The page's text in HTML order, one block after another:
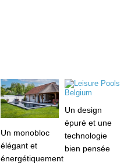
Un monobloc
élégant et
énergétiquement
Un design
épuré et une
technologie
bien pensée